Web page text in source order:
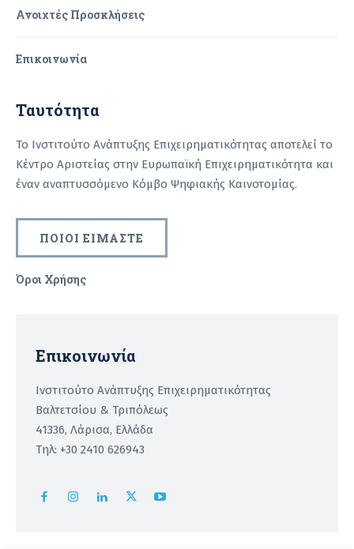
Ανοιχτές Προσκλήσεις
Επικοινωνία
Ταυτότητα
Το Ινστιτούτο Ανάπτυξης Επιχειρηματικότητας αποτελεί το
Κέντρο Αριστείας στην Ευρωπαϊκή Επιχειρηματικότητα και
έναν αναπτυσσόμενο Κόμβο Ψηφιακής Καινοτομίας.
ΠΟΙΟΙ ΕΙΜΑΣΤΕ
Όροι Χρήσης
Επικοινωνία
Ινστιτούτο Ανάπτυξης Επιχειρηματικότητας
Βαλτετσίου & Τριπόλεως
41336, Λάρισα, Ελλάδα
Τηλ: +30 2410 626943